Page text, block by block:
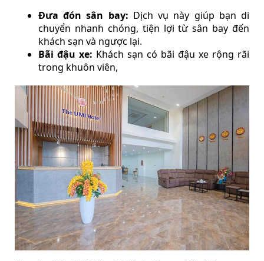
Đưa đón sân bay: Dịch vụ này giúp bạn di
chuyển nhanh chóng, tiện lợi từ sân bay đến
khách sạn và ngược lại.
Bãi đậu xe: Khách sạn có bãi đậu xe rộng rãi
trong khuôn viên,